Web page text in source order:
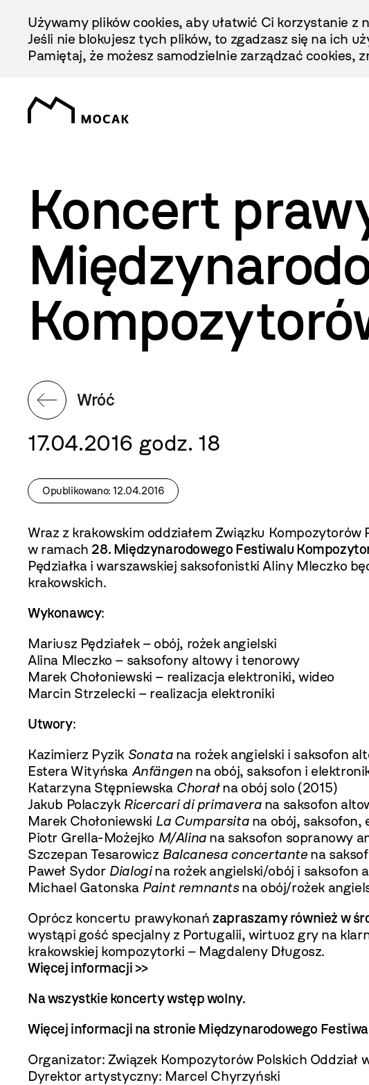
Treści
Używamy plików cookies, aby ułatwić Ci korzystanie
Jeśli nie blokujesz tych plików, to zgadzasz się na ich
Pamiętaj, że możesz samodzielnie zarządzać cookies,
Koncert
Wróć
17.04.2016 godz. 18
Opublikowano: 12.04.2016
Wraz z krakowskim oddziałem Związku Kompozytorów
w ramach 28. Międzynarodowego Festiwalu
Pędziałka i warszawskiej saksofonistki Aliny Mleczko
krakowskich.
Wykonawcy:
Mariusz Pędziałek – obój, rożek angielski
Alina Mleczko – saksofony altowy i tenorowy
Marek Chołoniewski – realizacja elektroniki, wideo
Marcin Strzelecki – realizacja elektroniki
Utwory:
Kazimierz Pyzik Sonatana rożek angielski i saksofon
Estera Wityńska Anfängenna obój, saksofon i
Katarzyna Stępniewska Chorałna obój solo (2015)
Jakub Polaczyk Ricercari di primaverana saksofon
Marek Chołoniewski La Cumparsitana obój, saksofon,
Piotr Grella-Możejko M/Alinana saksofon sopranowy
Szczepan Tesarowicz Balcanesa concertantena
Paweł Sydor Dialogina rożek angielski/obój i saksofon
Michael Gatonska Paint remnantsna obój/rożek
Oprócz koncertu prawykonańzapraszamy również w
wystąpi gość specjalny z Portugalii, wirtuoz gry na
krakowskiej kompozytorki – Magdaleny Długosz.
Więcej informacji >>
Na wszystkie koncerty wstęp wolny.
Więcej informacji na stronie Międzynarodowego
Organizator: Związek Kompozytorów Polskich Oddział
Dyrektor artystyczny: Marcel Chyrzyński